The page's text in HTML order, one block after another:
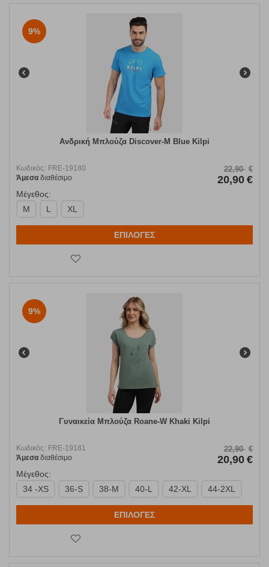
9%
Ανδρική Μπλούζα Discover-M Blue Kilpi
Κωδικός: FRE-19180
Άμεσα διαθέσιμο
22,90 €
20,90 €
Μέγεθος:
M
L XL
ΕΠΙΛΟΓΕΣ
9%
Γυναικεία Μπλούζα Roane-W Khaki Kilpi
Κωδικός: FRE-19181
Άμεσα διαθέσιμο
22,90 €
20,90 €
Μέγεθος:
34 -XS
36-S 38-M 40-L 42-XL 44-2XL
ΕΠΙΛΟΓΕΣ